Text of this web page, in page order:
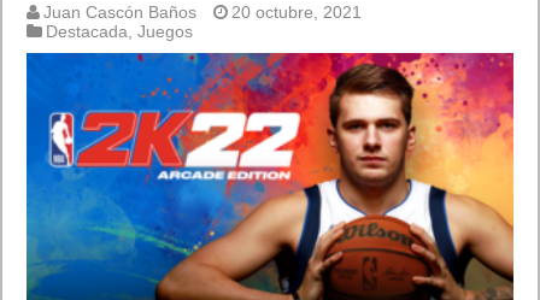
Juan Cascón Baños
20 octubre, 2021
Destacada ,Juegos